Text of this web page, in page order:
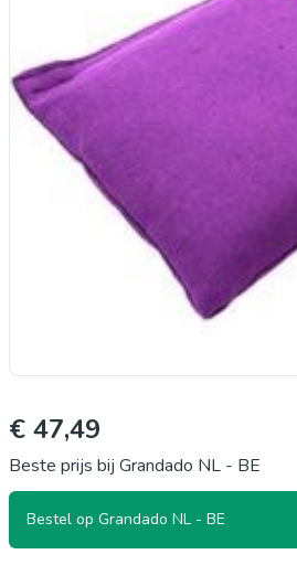
€ 47,49
Beste prijs bij Grandado NL - BE
Bestel op Grandado NL - BE